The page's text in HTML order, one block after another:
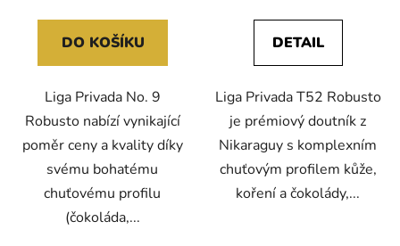
DO KOŠÍKU
Liga Privada No. 9
Robusto nabízí vynikající
poměr ceny a kvality díky
svému bohatému
chuťovému profilu
(čokoláda,...
DETAIL
Liga Privada T52 Robusto
je prémiový doutník z
Nikaraguy s komplexním
chuťovým profilem kůže,
koření a čokolády,...